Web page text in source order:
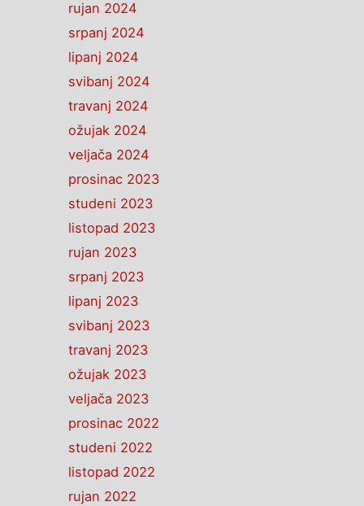
rujan 2024
srpanj 2024
lipanj 2024
svibanj 2024
travanj 2024
ožujak 2024
veljača 2024
prosinac 2023
studeni 2023
listopad 2023
rujan 2023
srpanj 2023
lipanj 2023
svibanj 2023
travanj 2023
ožujak 2023
veljača 2023
prosinac 2022
studeni 2022
listopad 2022
rujan 2022